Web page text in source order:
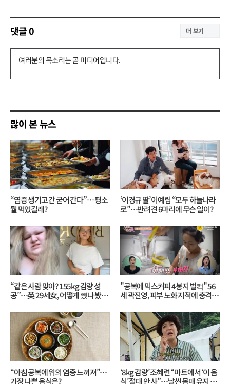
댓글0 더 보기
댓
기
많이 본 뉴스
“염증 생기고 간 굳어 간다”… 평소
뭘 먹었길래?
‘이경규 딸’ 이예림 “모두 하늘나라
로”⋯반려견 6마리에 무슨 일이?
“같은 사람 맞아? 155kg 감량 성
공”…英 29세女, 어떻게 뺐나 봤더
"공복에 믹스커피 4봉지 벌컥" 56
세 곽진영, 피부 노화 지적에 충격…
“아침 공복에 위의 염증 느껴져”…
가장 나쁜 음식은?
‘8kg 감량’ 조혜련 “마트에서 ‘이 음
식’ 절대 안 사”…날씬 몸매 유지 비